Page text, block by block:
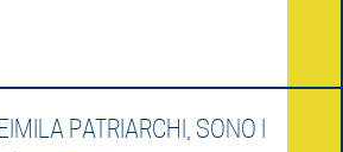
PATRIARCHI, SONO I